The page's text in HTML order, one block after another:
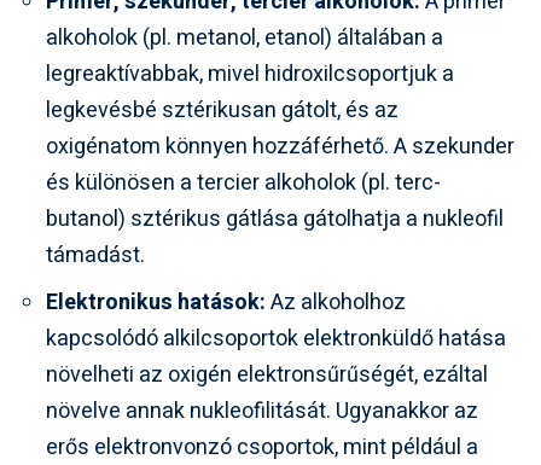
alkoholok (pl. metanol, etanol) általában a
legreaktívabbak, mivel hidroxilcsoportjuk a
legkevésbé sztérikusan gátolt, és az
oxigénatom könnyen hozzáférhető. A szekunder
és különösen a tercier alkoholok (pl. terc-
butanol) sztérikus gátlása gátolhatja a nukleofil
támadást.
Elektronikus hatások:Az alkoholhoz
kapcsolódó alkilcsoportok elektronküldő hatása
növelheti az oxigén elektronsűrűségét, ezáltal
növelve annak nukleofilitását. Ugyanakkor az
erős elektronvonzó csoportok, mint például a